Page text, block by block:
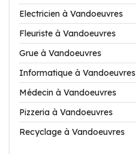
Electricien à Vandoeuvres
Fleuriste à Vandoeuvres
Grue à Vandoeuvres
Informatique à Vandoeuvres
Médecin à Vandoeuvres
Pizzeria à Vandoeuvres
Recyclage à Vandoeuvres